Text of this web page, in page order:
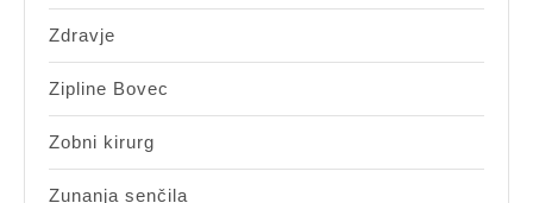
Zdravje
Zipline Bovec
Zobni kirurg
Zunanja senčila